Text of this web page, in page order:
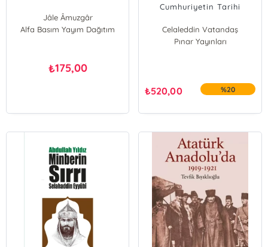
Jâle Âmuzgâr
Alfa Basım Yayım Dağıtım
₺175,00
Cumhuriyetin Tarihi
Celaleddin Vatandaş
Pınar Yayınları
₺520,00 %20